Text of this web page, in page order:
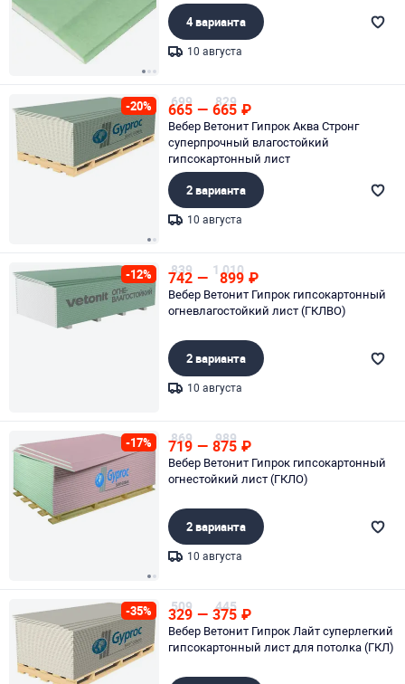
4 варианта
10 августа
-20% 699
665 — 829
665 ₽
Вебер Ветонит Гипрок Аква Стронг
суперпрочный влагостойкий
гипсокартонный лист
2 варианта
10 августа
-12% 839
742 — 1 010
899 ₽
Вебер Ветонит Гипрок гипсокартонный
огневлагостойкий лист (ГКЛВО)
2 варианта
10 августа
-17% 869
719 — 989
875 ₽
Вебер Ветонит Гипрок гипсокартонный
огнестойкий лист (ГКЛО)
2 варианта
10 августа
-35% 509
329 — 445
375 ₽
Вебер Ветонит Гипрок Лайт суперлегкий
гипсокартонный лист для потолка (ГКЛ)